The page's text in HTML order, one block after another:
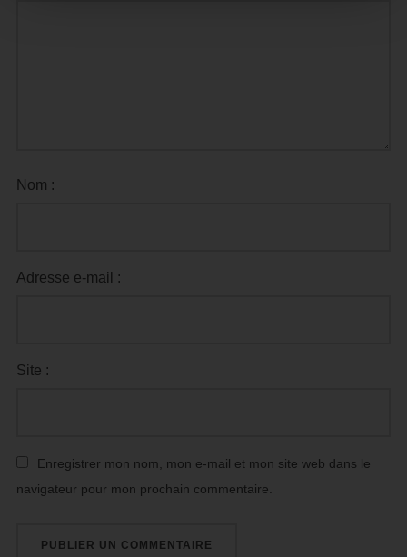
Nom :
Adresse e-mail :
Site :
Enregistrer mon nom, mon e-mail et mon site web dans le
navigateur pour mon prochain commentaire.